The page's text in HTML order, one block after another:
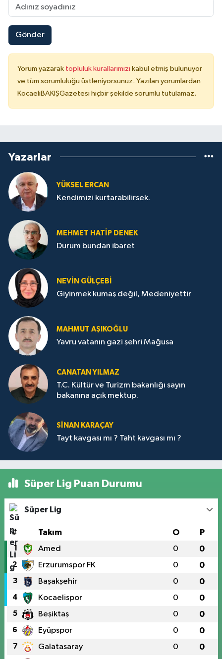
Gönder
Yorum yazarak topluluk kurallarımızı kabul etmiş bulunuyor
ve tüm sorumluluğu üstleniyorsunuz. Yazılan yorumlardan
KocaeliBAKIŞGazetesi hiçbir şekilde sorumlu tutulamaz.
Yazarlar
YÜKSEL ERCAN
Kendimizi kurtarabilirsek.
MEHMET HATİP DENEK
Durum bundan ibaret
NEVİN GÜLÇEBİ
Giyinmek kumaş değil, Medeniyettir
MAHMUT AŞIKOĞLU
Yavru vatanın gazi şehri Mağusa
CANATAN YILMAZ
T.C. Kültür ve Turizm bakanlığı sayın
bakanına açık mektup.
SİNAN KARAÇAY
Tayt kavgası mı ? Taht kavgası mı ?
Süper Lig Puan Durumu
Süper Lig
# Takım O P
1 Amed 0 0
2 Erzurumspor FK 0 0
3 Başakşehir 0 0
4 Kocaelispor 0 0
5 Beşiktaş 0 0
6 Eyüpspor 0 0
7 Galatasaray 0 0